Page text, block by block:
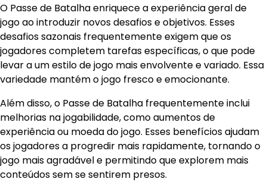
O Passe de Batalha enriquece a experiência geral de
jogo ao introduzir novos desafios e objetivos. Esses
desafios sazonais frequentemente exigem que os
jogadores completem tarefas específicas, o que pode
levar a um estilo de jogo mais envolvente e variado. Essa
variedade mantém o jogo fresco e emocionante.
Além disso, o Passe de Batalha frequentemente inclui
melhorias na jogabilidade, como aumentos de
experiência ou moeda do jogo. Esses benefícios ajudam
os jogadores a progredir mais rapidamente, tornando o
jogo mais agradável e permitindo que explorem mais
conteúdos sem se sentirem presos.